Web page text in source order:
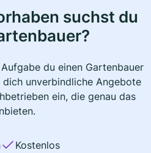
suchst du
du einen Gartenbauer
unverbindliche Angebote
ein, die genau das
Kostenlos